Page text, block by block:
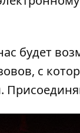
будет
с